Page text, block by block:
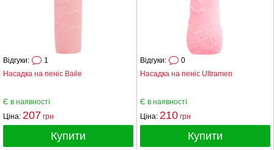
Насадка на пеніс Baile
Відгуки: 1
Є в наявності
Ціна: 207 грн
Купити
Насадка на пеніс Ultramen
Відгуки: 0
Є в наявності
Ціна: 210 грн
Купити